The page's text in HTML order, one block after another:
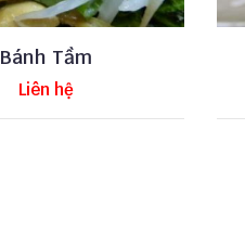
Bánh Tầm
Liên hệ